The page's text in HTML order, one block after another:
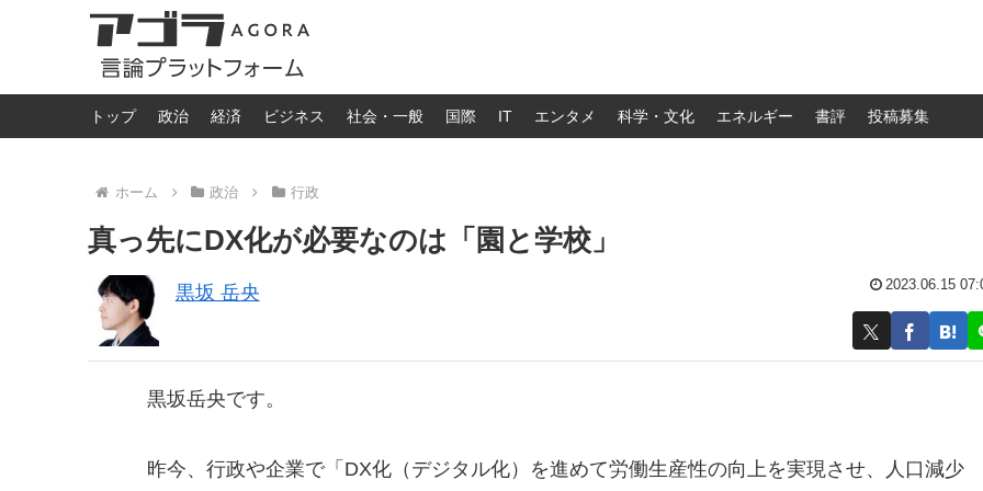
トップ 政治 経済 ビジネス 社会・一般 国際 IT エンタメ 科学・文化 エネルギー 書評 投稿募集
ホーム 政治 行政
真っ先にDX化が必要なのは「園と学校」
黒坂 岳央 2023.06.15
黒坂岳央です。
昨今、行政や企業で「DX化（デジタル化）を進めて労働生産性の向上を実現させ、人口減少